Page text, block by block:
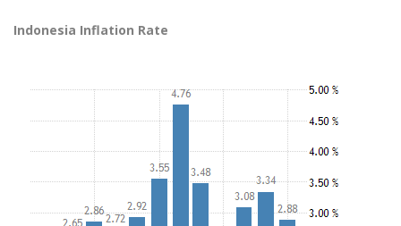
Indonesia Inflation Rate